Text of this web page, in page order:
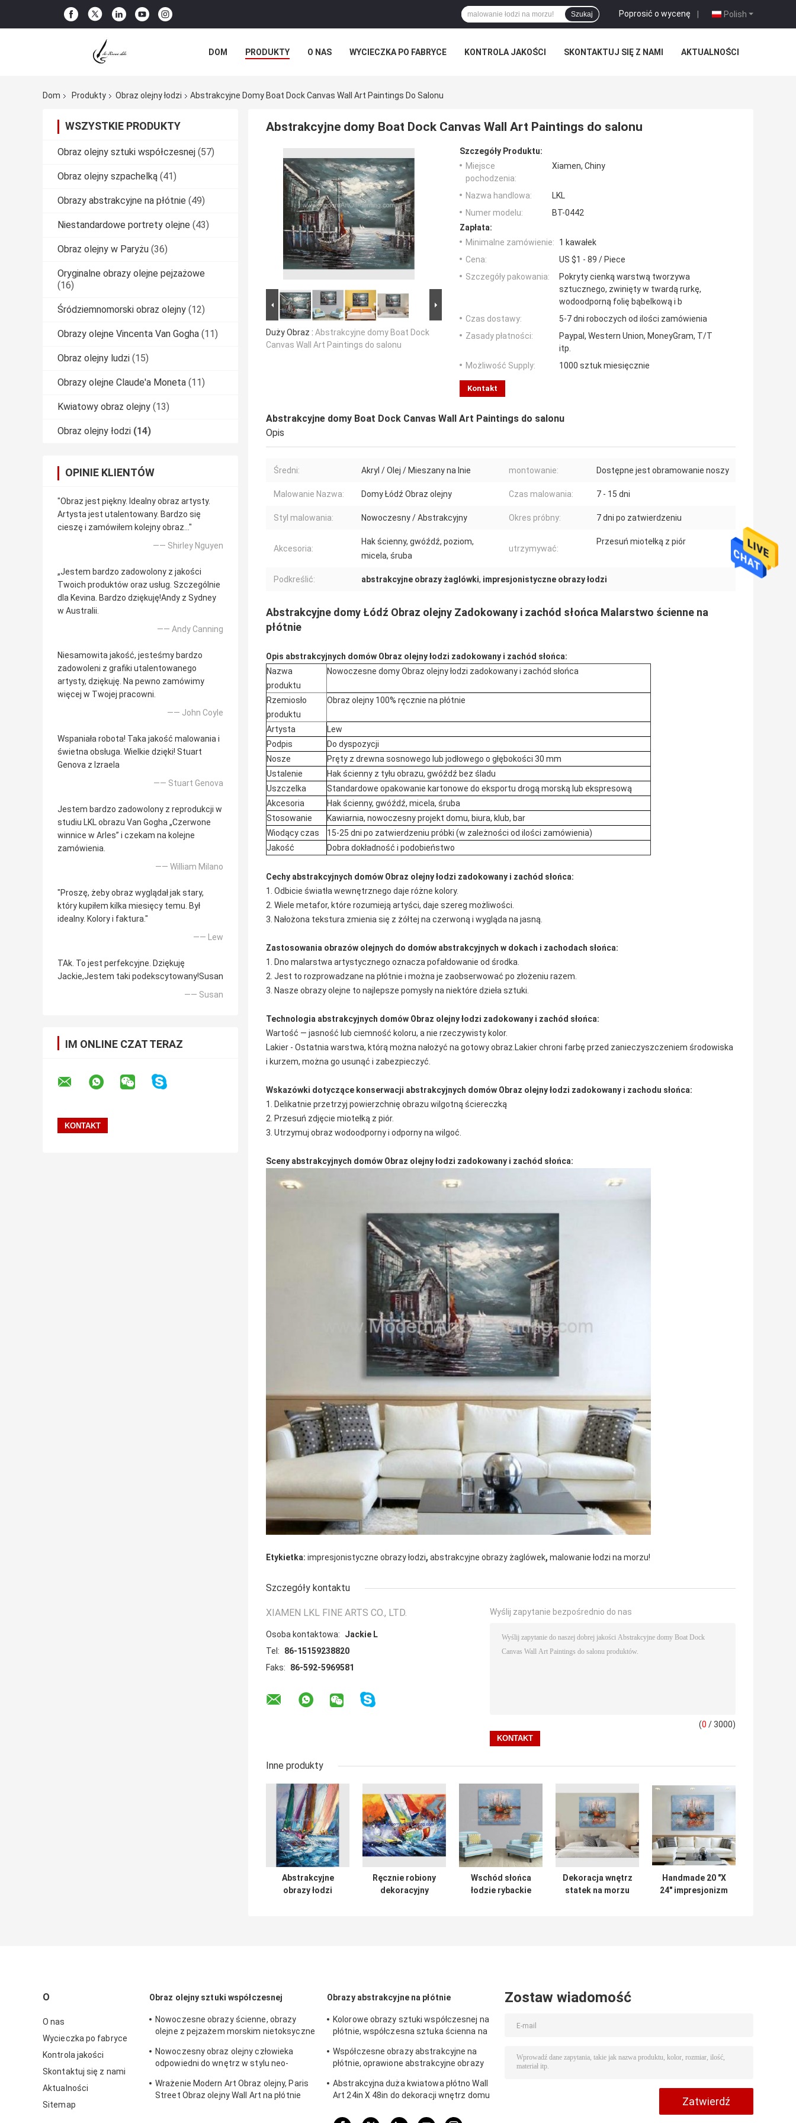
Polish
Poprosić o wycenę |
Szukaj
DOM PRODUKTY O NAS WYCIECZKA PO FABRYCE KONTROLA JAKOŚCI SKONTAKTUJ SIĘ Z NAMI AKTUALNOŚCI
Dom
Produkty Obraz olejny łodzi Abstrakcyjne Domy Boat Dock Canvas Wall Art Paintings Do Salonu
WSZYSTKIE PRODUKTY
Obraz olejny sztuki współczesnej (57)
Obraz olejny szpachelką (41)
Obrazy abstrakcyjne na płótnie (49)
Niestandardowe portrety olejne (43)
Obraz olejny w Paryżu (36)
Oryginalne obrazy olejne pejzażowe
(16)
Śródziemnomorski obraz olejny (12)
Obrazy olejne Vincenta Van Gogha (11)
Obraz olejny ludzi (15)
Obrazy olejne Claude'a Moneta (11)
Kwiatowy obraz olejny (13)
Obraz olejny łodzi (14)
OPINIE KLIENTÓW
"Obraz jest piękny. Idealny obraz artysty.
Artysta jest utalentowany. Bardzo się
cieszę i zamówiłem kolejny obraz..."
—— Shirley Nguyen
„Jestem bardzo zadowolony z jakości
Twoich produktów oraz usług. Szczególnie
dla Kevina. Bardzo dziękuję!Andy z Sydney
w Australii.
—— Andy Canning
Niesamowita jakość, jesteśmy bardzo
zadowoleni z grafiki utalentowanego
artysty, dziękuję. Na pewno zamówimy
więcej w Twojej pracowni.
—— John Coyle
Wspaniała robota! Taka jakość malowania i
świetna obsługa. Wielkie dzięki! Stuart
Genova z Izraela
—— Stuart Genova
Jestem bardzo zadowolony z reprodukcji w
studiu LKL obrazu Van Gogha „Czerwone
winnice w Arles” i czekam na kolejne
zamówienia.
—— William Milano
"Proszę, żeby obraz wyglądał jak stary,
który kupiłem kilka miesięcy temu. Był
idealny. Kolory i faktura."
—— Lew
TAk. To jest perfekcyjne. Dziękuję
Jackie,Jestem taki podekscytowany!Susan
—— Susan
IM ONLINE CZAT TERAZ
Abstrakcyjne domy Boat Dock Canvas Wall Art Paintings do salonu
Duży Obraz : Abstrakcyjne domy Boat Dock
Canvas Wall Art Paintings do salonu
Szczegóły Produktu:
Miejsce
pochodzenia:
Xiamen, Chiny
Nazwa handlowa:
LKL
Numer modelu:
BT-0442
Zapłata:
Minimalne zamówienie:
1 kawałek
Cena:
US $1 - 89 / Piece
Szczegóły pakowania:
Pokryty cienką warstwą tworzywa
sztucznego, zwinięty w twardą rurkę,
wodoodporną folię bąbelkową i b
Czas dostawy:
5-7 dni roboczych od ilości zamówienia
Zasady płatności:
Paypal, Western Union, MoneyGram, T/T
itp.
Możliwość Supply:
1000 sztuk miesięcznie
Kontakt
Abstrakcyjne domy Boat Dock Canvas Wall Art Paintings do salonu
Opis
Średni: Akryl / Olej / Mieszany na lnie montowanie: Dostępne jest obramowanie noszy
Malowanie Nazwa: Domy Łódź Obraz olejny Czas malowania: 7 - 15 dni
Styl malowania: Nowoczesny / Abstrakcyjny Okres próbny: 7 dni po zatwierdzeniu
Akcesoria:
Hak ścienny, gwóźdź, poziom,
micela, śruba
utrzymywać:
Przesuń miotełką z piór
Podkreślić: abstrakcyjne obrazy żaglówki, impresjonistyczne obrazy łodzi
Abstrakcyjne domy Łódź Obraz olejny Zadokowany i zachód słońca Malarstwo ścienne na
płótnie
Opis abstrakcyjnych domów Obraz olejny łodzi zadokowany i zachód słońca:
Nazwa
produktu
Nowoczesne domy Obraz olejny łodzi zadokowany i zachód słońca
Rzemiosło
produktu
Obraz olejny 100% ręcznie na płótnie
Artysta
Lew
Podpis
Do dyspozycji
Nosze
Pręty z drewna sosnowego lub jodłowego o głębokości 30 mm
Ustalenie
Hak ścienny z tyłu obrazu, gwóźdź bez śladu
Uszczelka
Standardowe opakowanie kartonowe do eksportu drogą morską lub ekspresową
Akcesoria
Hak ścienny, gwóźdź, micela, śruba
Stosowanie
Kawiarnia, nowoczesny projekt domu, biura, klub, bar
Wiodący czas
15-25 dni po zatwierdzeniu próbki (w zależności od ilości zamówienia)
Jakość
Dobra dokładność i podobieństwo
Cechy abstrakcyjnych domów Obraz olejny łodzi zadokowany i zachód słońca:
1. Odbicie światła wewnętrznego daje różne kolory.
2. Wiele metafor, które rozumieją artyści, daje szereg możliwości.
3. Nałożona tekstura zmienia się z żółtej na czerwoną i wygląda na jasną.
Zastosowania obrazów olejnych do domów abstrakcyjnych w dokach i zachodach słońca:
1. Dno malarstwa artystycznego oznacza pofałdowanie od środka.
2. Jest to rozprowadzane na płótnie i można je zaobserwować po złożeniu razem.
3. Nasze obrazy olejne to najlepsze pomysły na niektóre dzieła sztuki.
Technologia abstrakcyjnych domów Obraz olejny łodzi zadokowany i zachód słońca:
Wartość — jasność lub ciemność koloru, a nie rzeczywisty kolor.
Lakier - Ostatnia warstwa, którą można nałożyć na gotowy obraz.Lakier chroni farbę przed zanieczyszczeniem środowiska
i kurzem, można go usunąć i zabezpieczyć.
Wskazówki dotyczące konserwacji abstrakcyjnych domów Obraz olejny łodzi zadokowany i zachodu słońca:
1. Delikatnie przetrzyj powierzchnię obrazu wilgotną ściereczką
2. Przesuń zdjęcie miotełką z piór.
3. Utrzymuj obraz wodoodporny i odporny na wilgoć.
Sceny abstrakcyjnych domów Obraz olejny łodzi zadokowany i zachód słońca:
Etykietka: impresjonistyczne obrazy łodzi, abstrakcyjne obrazy żaglówek, malowanie łodzi na morzu!
Szczegóły kontaktu
XIAMEN LKL FINE ARTS CO., LTD.
Osoba kontaktowa:
Jackie L
Tel:
86-15159238820
Faks:
86-592-5969581
Wyślij zapytanie bezpośrednio do nas
(0 / 3000)
Inne produkty
Abstrakcyjne
obrazy łodzi
Ręcznie robiony
dekoracyjny
Wschód słońca
łodzie rybackie
Dekoracja wnętrz
statek na morzu
Handmade 20 "X
24" impresjonizm
O
O nas
Wycieczka po fabryce
Kontrola jakości
Skontaktuj się z nami
Aktualności
Sitemap
Obraz olejny sztuki współczesnej
Nowoczesne obrazy ścienne, obrazy
olejne z pejzażem morskim nietoksyczne
Nowoczesny obraz olejny człowieka
odpowiedni do wnętrz w stylu neo-
Wrażenie Modern Art Obraz olejny, Paris
Street Obraz olejny Wall Art na płótnie
Obrazy abstrakcyjne na płótnie
Kolorowe obrazy sztuki współczesnej na
płótnie, współczesna sztuka ścienna na
Współczesne obrazy abstrakcyjne na
płótnie, oprawione abstrakcyjne obrazy
Abstrakcyjna duża kwiatowa płótno Wall
Art 24in X 48in do dekoracji wnętrz domu
Zostaw wiadomość